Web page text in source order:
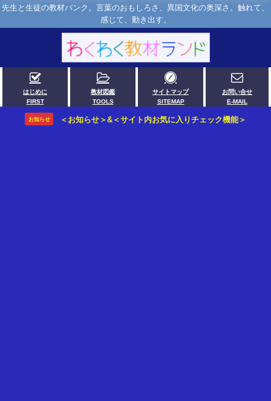
先生と生徒の教材バンク。言葉のおもしろさ、異国文化の奥深さ。触れて、
感じて、動き出す。
はじめに
FIRST
教材図鑑
TOOLS
サイトマップ
SITEMAP
お問い合せ
E-MAIL
お知らせ ＜お知らせ＞&＜サイト内お気に入りチェック機能＞